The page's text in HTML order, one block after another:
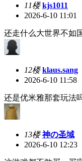
11楼 kjs1011
2026-6-10 11:01
还走什么大世界不如
12楼 klaus.sang
2026-6-10 11:58
还是优米雅那套玩法
13楼 神の圣域
2026-6-10 12:23